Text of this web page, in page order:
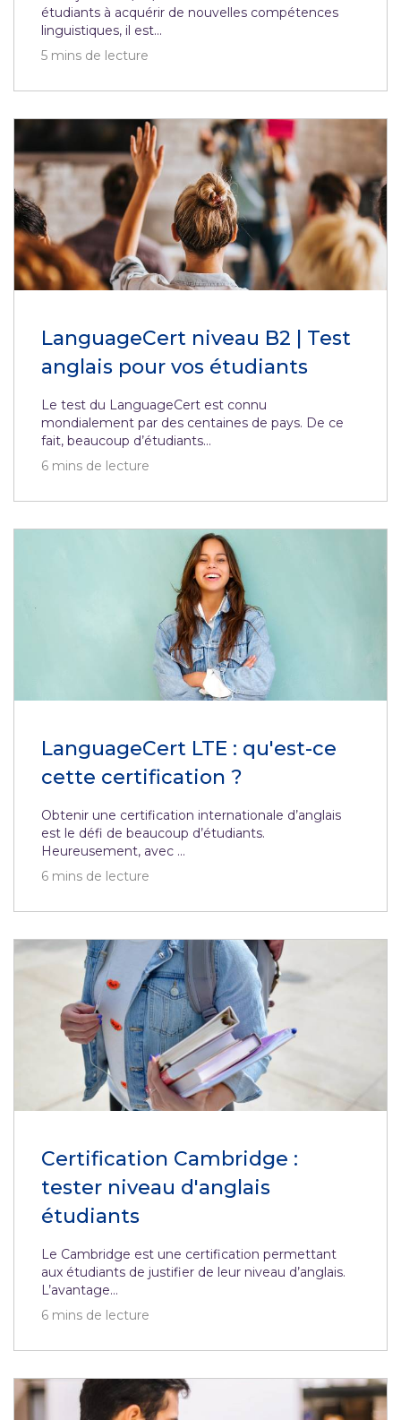
étudiants à acquérir de nouvelles compétences
linguistiques, il est...
5 mins de lecture
LanguageCert niveau B2 | Test
anglais pour vos étudiants
Le test du LanguageCert est connu
mondialement par des centaines de pays. De ce
fait, beaucoup d’étudiants...
6 mins de lecture
LanguageCert LTE : qu'est-ce
cette certification ?
Obtenir une certification internationale d’anglais
est le défi de beaucoup d’étudiants.
Heureusement, avec ...
6 mins de lecture
Certification Cambridge :
tester niveau d'anglais
étudiants
Le Cambridge est une certification permettant
aux étudiants de justifier de leur niveau d’anglais.
L’avantage...
6 mins de lecture